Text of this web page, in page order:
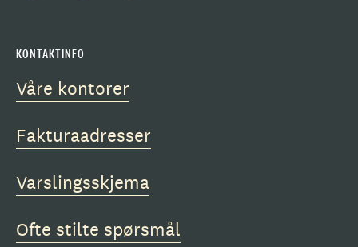
KONTAKTINFO
Våre kontorer
Fakturaadresser
Varslingsskjema
Ofte stilte spørsmål